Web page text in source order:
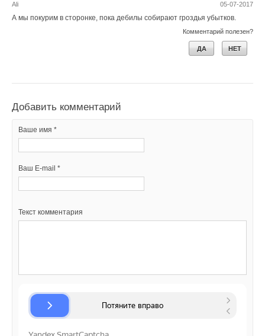
05-07-2017
Ali
А мы покурим в сторонке, пока дебилы собирают гроздья убытков.
Комментарий полезен?
ДА НЕТ
Добавить комментарий
Ваше имя *
Ваш E-mail *
Текст комментария